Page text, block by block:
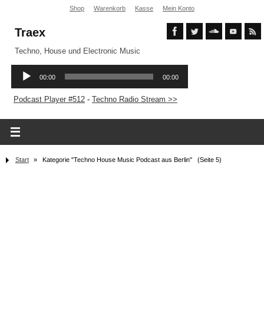
Shop Warenkorb Kasse Mein Konto
Traex
Techno, House und Electronic Music
Podcast Player #512- Techno Radio Stream >>
Start » Kategorie "Techno House Music Podcast aus Berlin" (Seite 5)